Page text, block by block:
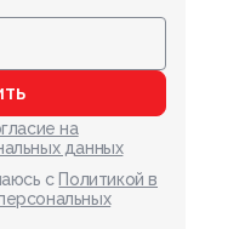
на
данных
с Политикой в